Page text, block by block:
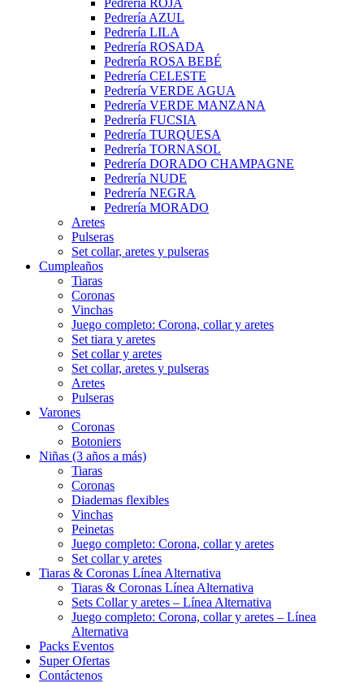
Pedrería ROJA
Pedrería AZUL
Pedrería LILA
Pedrería ROSADA
Pedrería ROSA BEBÉ
Pedrería CELESTE
Pedrería VERDE AGUA
Pedrería VERDE MANZANA
Pedrería FUCSIA
Pedrería TURQUESA
Pedrería TORNASOL
Pedrería DORADO CHAMPAGNE
Pedrería NUDE
Pedrería NEGRA
Pedrería MORADO
Aretes
Pulseras
Set collar, aretes y pulseras
Cumpleaños
Tiaras
Coronas
Vinchas
Juego completo: Corona, collar y aretes
Set tiara y aretes
Set collar y aretes
Set collar, aretes y pulseras
Aretes
Pulseras
Varones
Coronas
Botoniers
Niñas (3 años a más)
Tiaras
Coronas
Diademas flexibles
Vinchas
Peinetas
Juego completo: Corona, collar y aretes
Set collar y aretes
Tiaras & Coronas Línea Alternativa
Tiaras & Coronas Línea Alternativa
Sets Collar y aretes – Línea Alternativa
Juego completo: Corona, collar y aretes – Línea
Alternativa
Packs Eventos
Super Ofertas
Contáctenos